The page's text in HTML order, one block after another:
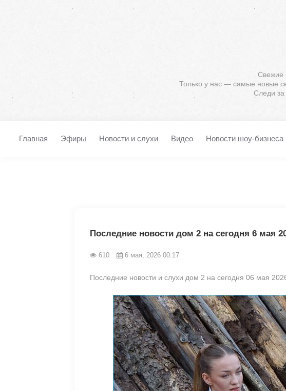
Свежие
Только у нас — самые новые
Следи за
Главная Эфиры Новости и слухи Видео Новости шоу-бизнеса
Последние новости дом 2 на сегодня 6 мая
610 6 мая, 2026 00:17
Последние новости и слухи дом 2 на сегодня 06 мая